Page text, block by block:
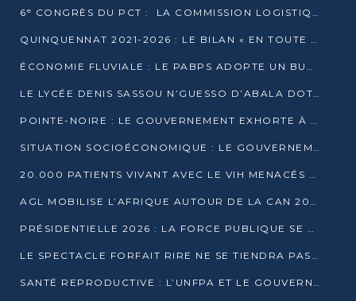
6ᵉ CONGRÈS DU PCT : LA COMMISSION LOGISTIQUE ASSURE LA DISTRIBUTION DES KITS
QUINQUENNAT 2021-2026 : LE BILAN « EN TOUTE TRANSPARENCE » PRÉSENTÉ À LA PRESSE
ÉCONOMIE FLUVIALE : LE PABPS ADOPTE UN BUDGET 2026 DE PLUS DE 2,7 MILLIARDS FCFA
LE LYCÉE DENIS SASSOU N’GUESSO D’ABALA DOTÉ D’UNE SALLE MULTIMÉDIA
POINTE-NOIRE : LE GOUVERNEMENT EXHORTE À UN USAGE RESPONSABLE DU NOUVEAU MATÉRIEL MUNICIPAL
SITUATION SOCIOÉCONOMIQUE : LE GOUVERNEMENT INTERPELLÉ DEVANT LE SÉNAT
20.000 PATIENTS VIVANT AVEC LE VIH MENACÉS D’ARRÊT DE TRAITEMENT
AGL MOBILISE L’AFRIQUE AUTOUR DE LA CAN 2025
PRÉSIDENTIELLE 2026 : LA FORCE PUBLIQUE SE PRÉPARE À SÉCURISER LE SCRUTIN
LE SPECTACLE FORFAIT RIRE NE SE TIENDRA PAS LE 1ER JANVIER
SANTÉ REPRODUCTIVE : L’UNFPA ET LE GOUVERNEMENT AFFINENT LES PRIORITÉS DE 2026